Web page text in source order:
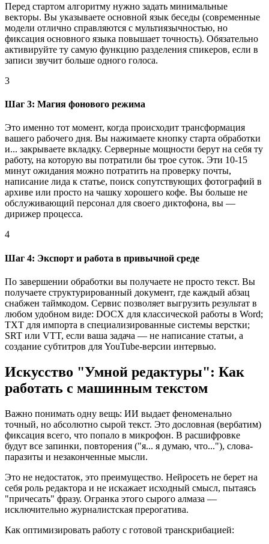
Перед стартом алгоритму нужно задать минимальные
векторы. Вы указываете основной язык беседы (современные
модели отлично справляются с мультиязычностью, но
фиксация основного языка повышает точность). Обязательно
активируйте ту самую функцию разделения спикеров, если в
записи звучит больше одного голоса.
3
Шаг 3: Магия фонового режима
Это именно тот момент, когда происходит трансформация
вашего рабочего дня. Вы нажимаете кнопку старта обработки
и... закрываете вкладку. Серверные мощности берут на себя ту
работу, на которую вы потратили бы трое суток. Эти 10-15
минут ожидания можно потратить на проверку почты,
написание лида к статье, поиск сопутствующих фотографий в
архиве или просто на чашку хорошего кофе. Вы больше не
обслуживающий персонал для своего диктофона, вы —
дирижер процесса.
4
Шаг 4: Экспорт и работа в привычной среде
По завершении обработки вы получаете не просто текст. Вы
получаете структурированный документ, где каждый абзац
снабжен таймкодом. Сервис позволяет выгрузить результат в
любом удобном виде: DOCX для классической работы в Word;
TXT для импорта в специализированные системы верстки;
SRT или VTT, если ваша задача — не написание статьи, а
создание субтитров для YouTube-версии интервью.
Искусство "Умной редактуры": Как
работать с машинным текстом
Важно понимать одну вещь: ИИ выдает феноменально
точный, но абсолютно сырой текст. Это дословная (вербатим)
фиксация всего, что попало в микрофон. В расшифровке
будут все запинки, повторения ("я... я думаю, что..."), слова-
паразиты и незаконченные мысли.
Это не недостаток, это преимущество. Нейросеть не берет на
себя роль редактора и не искажает исходный смысл, пытаясь
"причесать" фразу. Огранка этого сырого алмаза —
исключительно журналистская прерогатива.
Как оптимизировать работу с готовой транскрибацией: